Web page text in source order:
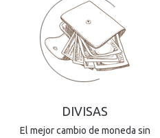
DIVISAS
El mejor cambio de moneda sin